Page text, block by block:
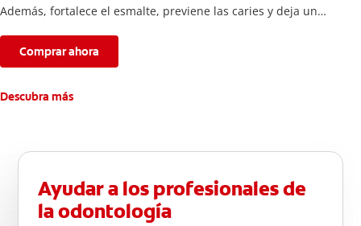
Además, fortalece el esmalte, previene las caries y deja un
Comprar ahora
Descubra más
Ayudar a los profesionales de
la odontología